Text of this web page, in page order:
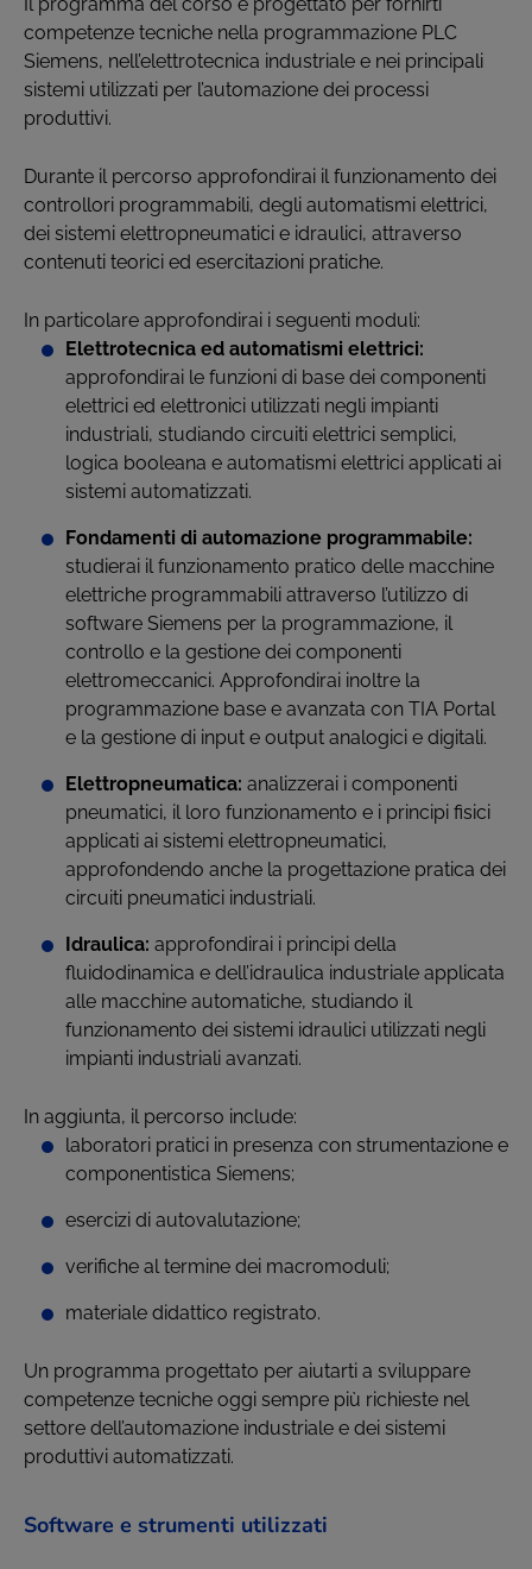
Il programma del corso è progettato per fornirti
competenze tecniche nella programmazione PLC
Siemens, nell’elettrotecnica industriale e nei principali
sistemi utilizzati per l’automazione dei processi
produttivi.
Durante il percorso approfondirai il funzionamento dei
controllori programmabili, degli automatismi elettrici,
dei sistemi elettropneumatici e idraulici, attraverso
contenuti teorici ed esercitazioni pratiche.
In particolare approfondirai i seguenti moduli:
Elettrotecnica ed automatismi elettrici:
approfondirai le funzioni di base dei componenti
elettrici ed elettronici utilizzati negli impianti
industriali, studiando circuiti elettrici semplici,
logica booleana e automatismi elettrici applicati ai
sistemi automatizzati.
Fondamenti di automazione programmabile:
studierai il funzionamento pratico delle macchine
elettriche programmabili attraverso l’utilizzo di
software Siemens per la programmazione, il
controllo e la gestione dei componenti
elettromeccanici. Approfondirai inoltre la
programmazione base e avanzata con TIA Portal
e la gestione di input e output analogici e digitali.
Elettropneumatica: analizzerai i componenti
pneumatici, il loro funzionamento e i principi fisici
applicati ai sistemi elettropneumatici,
approfondendo anche la progettazione pratica dei
circuiti pneumatici industriali.
Idraulica: approfondirai i principi della
fluidodinamica e dell’idraulica industriale applicata
alle macchine automatiche, studiando il
funzionamento dei sistemi idraulici utilizzati negli
impianti industriali avanzati.
In aggiunta, il percorso include:
laboratori pratici in presenza con strumentazione e
componentistica Siemens;
esercizi di autovalutazione;
verifiche al termine dei macromoduli;
materiale didattico registrato.
Un programma progettato per aiutarti a sviluppare
competenze tecniche oggi sempre più richieste nel
settore dell’automazione industriale e dei sistemi
produttivi automatizzati.
Software e strumenti utilizzati